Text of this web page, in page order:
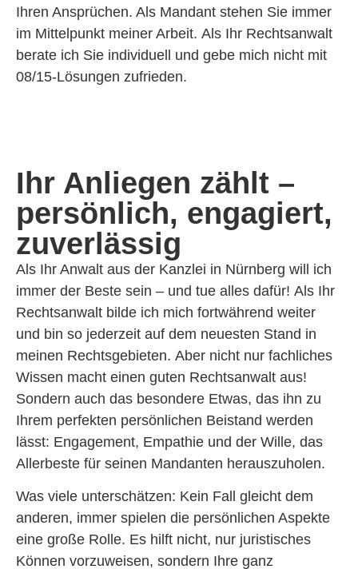
Ihren Ansprüchen. Als Mandant stehen Sie immer
im Mittelpunkt meiner Arbeit. Als Ihr Rechtsanwalt
berate ich Sie individuell
und gebe mich nicht mit
08/15-Lösungen zufrieden.
Ihr Anliegen zählt –
persönlich, engagiert,
zuverlässig
Als Ihr Anwalt aus der Kanzlei in Nürnberg will ich
immer der Beste sein – und tue alles dafür! Als Ihr
Rechtsanwalt bilde ich mich fortwährend weiter
und bin so jederzeit auf dem neuesten Stand in
meinen Rechtsgebieten. Aber nicht nur fachliches
Wissen macht einen guten Rechtsanwalt aus!
Sondern auch das besondere Etwas, das ihn zu
Ihrem perfekten persönlichen Beistand werden
lässt: Engagement, Empathie und der Wille, das
Allerbeste für seinen Mandanten herauszuholen.
Was viele unterschätzen: Kein Fall gleicht dem
anderen, immer spielen die persönlichen Aspekte
eine große Rolle. Es hilft nicht, nur juristisches
Können vorzuweisen, sondern Ihre ganz